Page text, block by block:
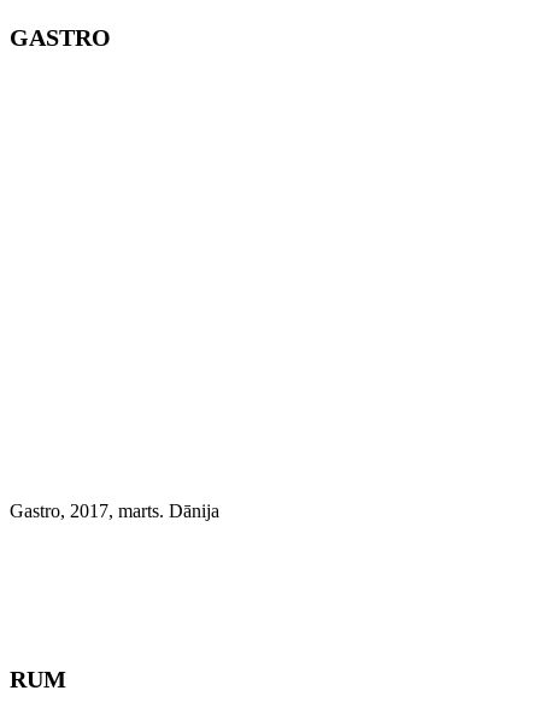
GASTRO
Gastro, 2017, marts. Dānija
RUM